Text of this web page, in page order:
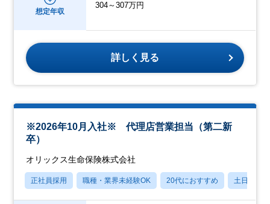
想定年収
304～307万円
詳しく見る
※2026年10月入社※ 代理店営業担当（第二新
卒）
オリックス生命保険株式会社
正社員採用 職種・業界未経験OK 20代におすすめ 土日祝休み